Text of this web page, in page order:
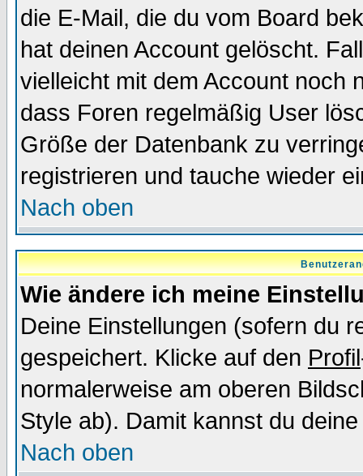
die E-Mail, die du vom Board
hat deinen Account gelöscht.
vielleicht mit dem Account noch
dass Foren regelmäßig User
Größe der Datenbank zu
registrieren und tauche wieder
Nach oben
Wie ändere ich meine
Deine Einstellungen (sofern du
gespeichert. Klicke auf den Profil
normalerweise am oberen
Style ab). Damit kannst du
Nach oben